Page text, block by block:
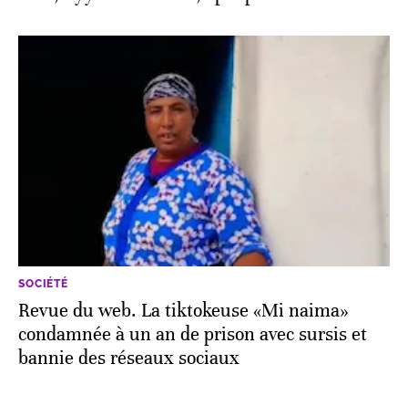
SOCIÉTÉ
Revue du web. La tiktokeuse «Mi naima»
condamnée à un an de prison avec sursis et
bannie des réseaux sociaux